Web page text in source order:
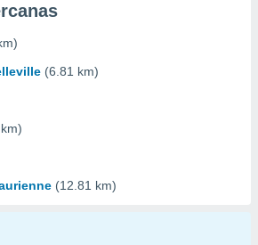
(6.81 km)
(12.81 km)